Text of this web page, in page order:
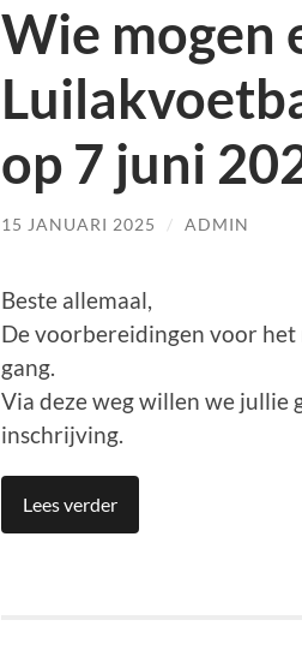
Wie mogen
op 7 juni
15 JANUARI 2025 / ADMIN
Beste allemaal,
De voorbereidingen voor
gang.
Via deze weg willen we jullie
inschrijving.
Lees verder